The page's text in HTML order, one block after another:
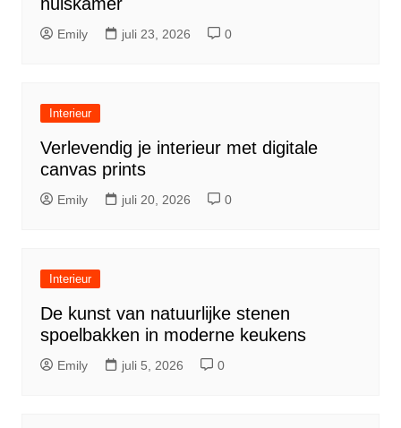
Emily juli 23, 2026 0
Interieur
Verlevendig je interieur met digitale
canvas prints
Emily juli 20, 2026 0
Interieur
De kunst van natuurlijke stenen
spoelbakken in moderne keukens
Emily juli 5, 2026 0